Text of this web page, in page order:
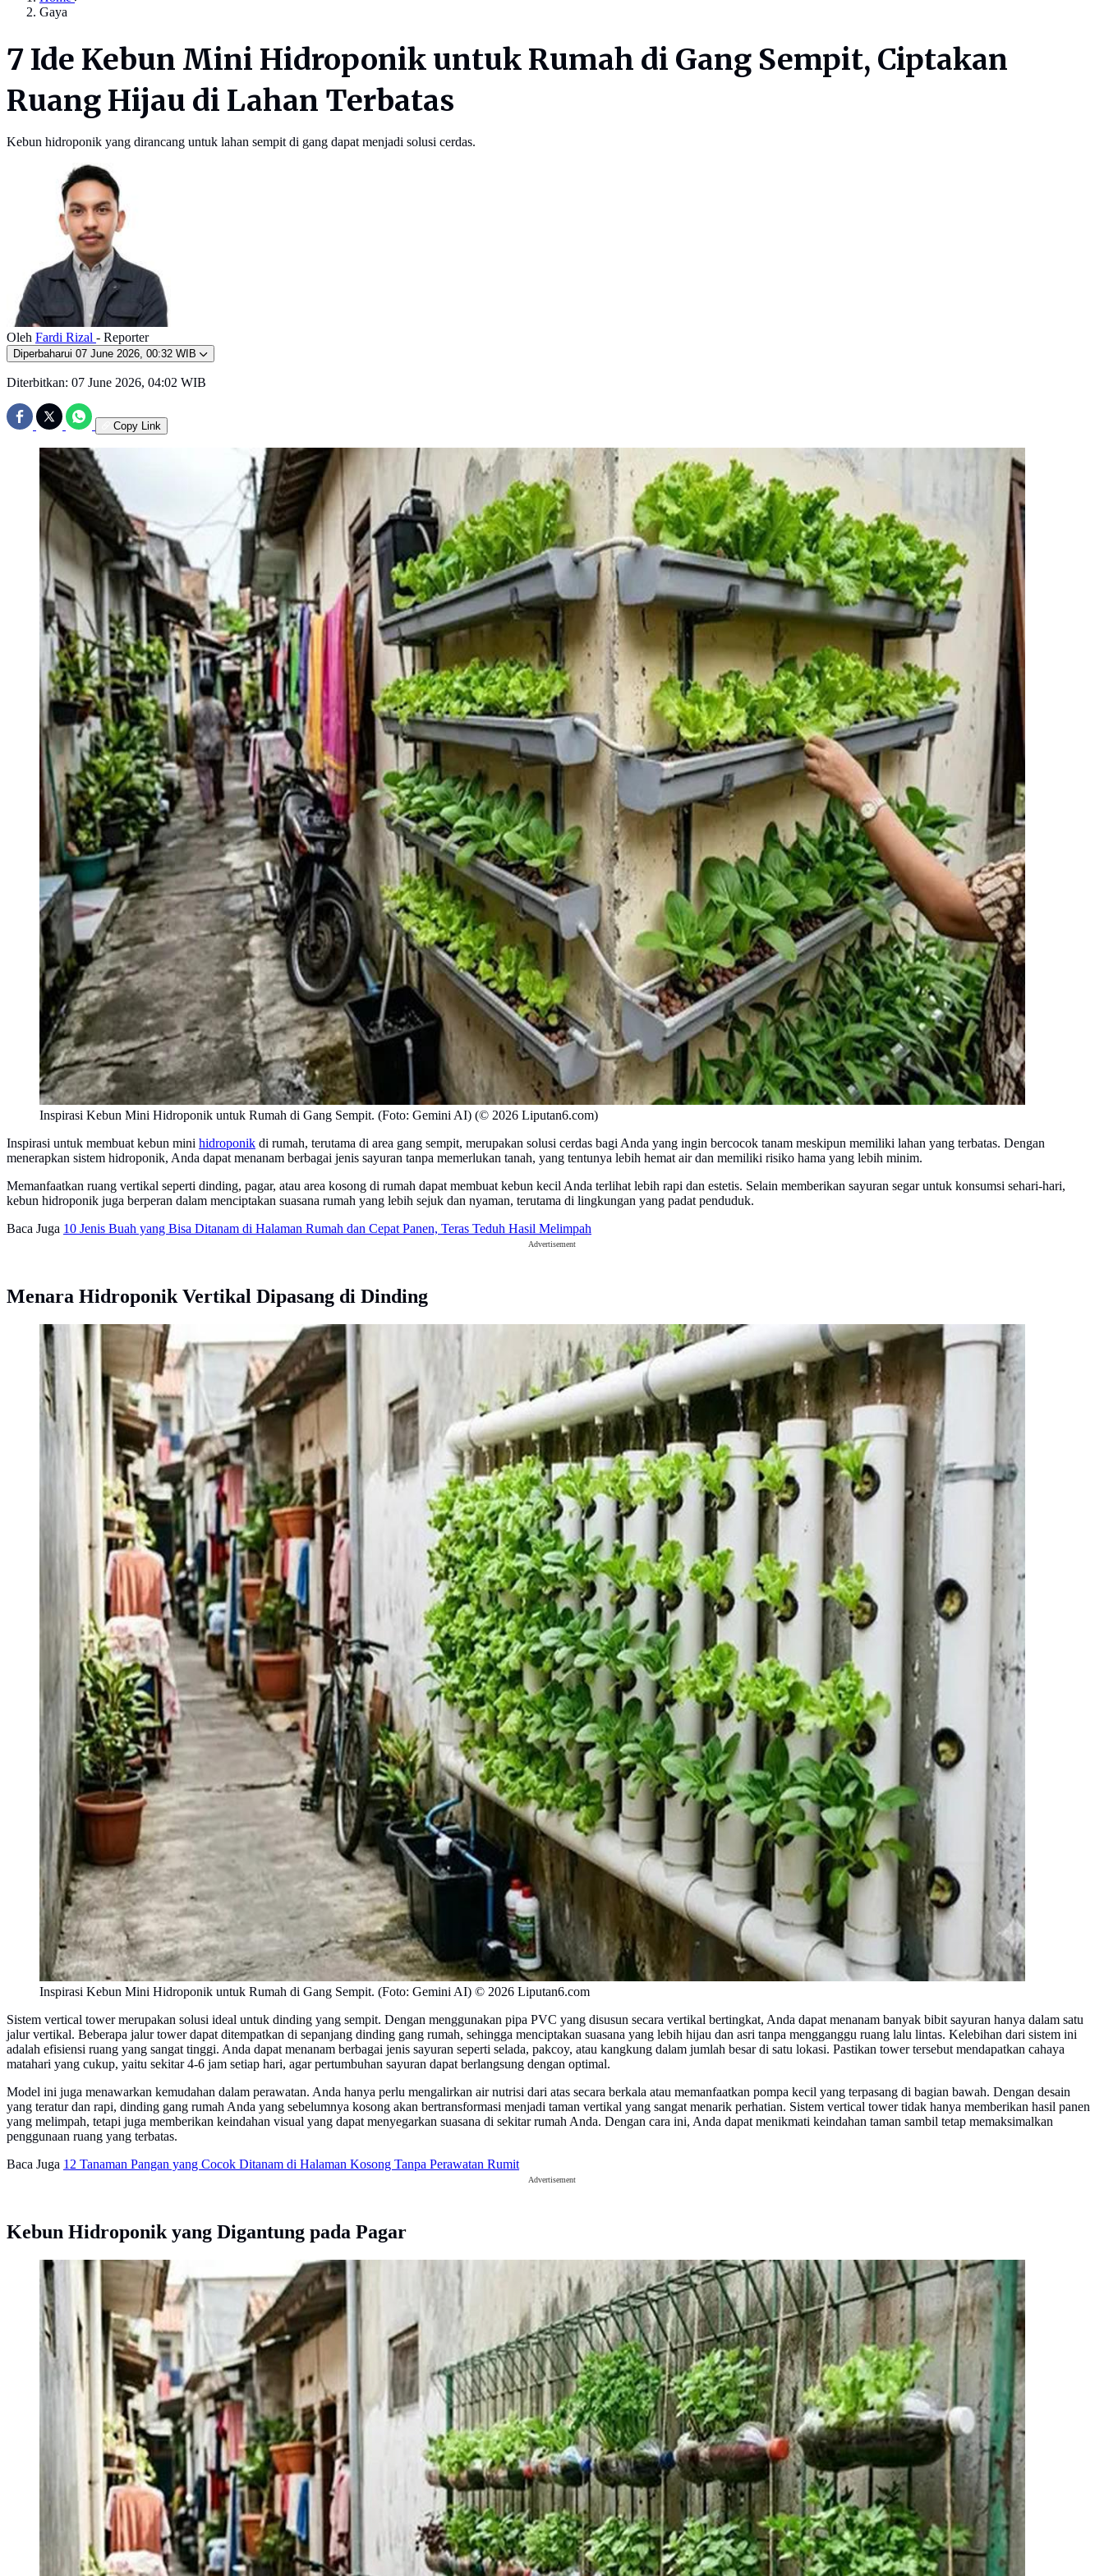
Gaya
7 Ide Kebun Mini Hidroponik untuk Rumah di Gang Sempit, Ciptakan
Ruang Hijau di Lahan Terbatas
Kebun hidroponik yang dirancang untuk lahan sempit di gang dapat menjadi solusi cerdas.
Oleh Fardi Rizal - Reporter
Diperbaharui 07 June 2026, 00:32 WIB
Diterbitkan: 07 June 2026, 04:02 WIB
Copy Link
Inspirasi Kebun Mini Hidroponik untuk Rumah di Gang Sempit. (Foto: Gemini AI) (© 2026 Liputan6.com)
Inspirasi untuk membuat kebun mini hidroponik di rumah, terutama di area gang sempit, merupakan solusi cerdas bagi Anda yang ingin bercocok tanam meskipun memiliki lahan yang terbatas. Dengan
menerapkan sistem hidroponik, Anda dapat menanam berbagai jenis sayuran tanpa memerlukan tanah, yang tentunya lebih hemat air dan memiliki risiko hama yang lebih minim.
Memanfaatkan ruang vertikal seperti dinding, pagar, atau area kosong di rumah dapat membuat kebun kecil Anda terlihat lebih rapi dan estetis. Selain memberikan sayuran segar untuk konsumsi sehari-hari,
kebun hidroponik juga berperan dalam menciptakan suasana rumah yang lebih sejuk dan nyaman, terutama di lingkungan yang padat penduduk.
Baca Juga 10 Jenis Buah yang Bisa Ditanam di Halaman Rumah dan Cepat Panen, Teras Teduh Hasil Melimpah
Advertisement
Menara Hidroponik Vertikal Dipasang di Dinding
Inspirasi Kebun Mini Hidroponik untuk Rumah di Gang Sempit. (Foto: Gemini AI) © 2026 Liputan6.com
Sistem vertical tower merupakan solusi ideal untuk dinding yang sempit. Dengan menggunakan pipa PVC yang disusun secara vertikal bertingkat, Anda dapat menanam banyak bibit sayuran hanya dalam satu
jalur vertikal. Beberapa jalur tower dapat ditempatkan di sepanjang dinding gang rumah, sehingga menciptakan suasana yang lebih hijau dan asri tanpa mengganggu ruang lalu lintas. Kelebihan dari sistem ini
adalah efisiensi ruang yang sangat tinggi. Anda dapat menanam berbagai jenis sayuran seperti selada, pakcoy, atau kangkung dalam jumlah besar di satu lokasi. Pastikan tower tersebut mendapatkan cahaya
matahari yang cukup, yaitu sekitar 4-6 jam setiap hari, agar pertumbuhan sayuran dapat berlangsung dengan optimal.
Model ini juga menawarkan kemudahan dalam perawatan. Anda hanya perlu mengalirkan air nutrisi dari atas secara berkala atau memanfaatkan pompa kecil yang terpasang di bagian bawah. Dengan desain
yang teratur dan rapi, dinding gang rumah Anda yang sebelumnya kosong akan bertransformasi menjadi taman vertikal yang sangat menarik perhatian. Sistem vertical tower tidak hanya memberikan hasil panen
yang melimpah, tetapi juga memberikan keindahan visual yang dapat menyegarkan suasana di sekitar rumah Anda. Dengan cara ini, Anda dapat menikmati keindahan taman sambil tetap memaksimalkan
penggunaan ruang yang terbatas.
Baca Juga 12 Tanaman Pangan yang Cocok Ditanam di Halaman Kosong Tanpa Perawatan Rumit
Advertisement
Kebun Hidroponik yang Digantung pada Pagar